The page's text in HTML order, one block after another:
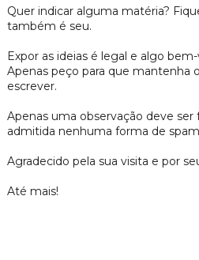
Quer indicar alguma matéria?
também é seu.
Expor as ideias é legal e algo
Apenas peço para que mantenha
escrever.
Apenas uma observação deve ser
admitida nenhuma forma de
Agradecido pela sua visita e por
Até mais!